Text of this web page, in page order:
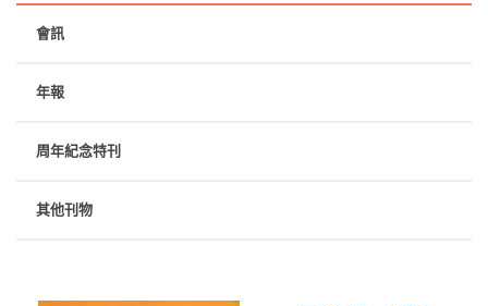
會訊
年報
周年紀念特刊
其他刊物